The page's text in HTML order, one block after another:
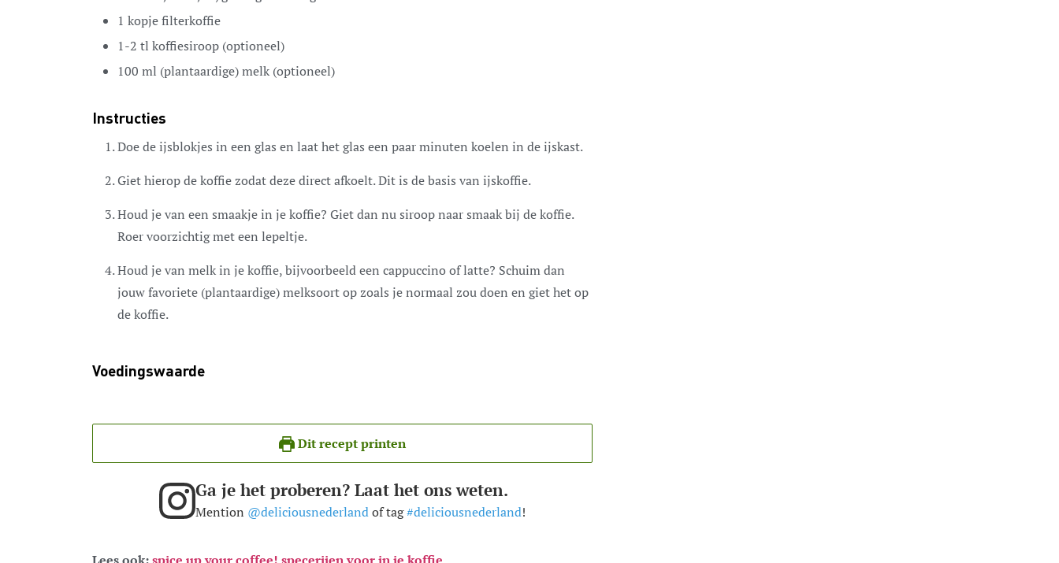
1 kopjefilterkoffie
1-2 tl koffiesiroop (optioneel)
100 ml (plantaardige) melk (optioneel)
Instructies
Doe de ijsblokjes in een glas en laat het glas een paar minuten koelen in de ijskast.
Giet hierop de koffie zodat deze direct afkoelt. Dit is de basis van ijskoffie.
Houd je van een smaakje in je koffie? Giet dan nu siroop naar smaak bij de koffie.
Roer voorzichtig met een lepeltje.
Houd je van melk in je koffie, bijvoorbeeld een cappuccino of latte? Schuim dan
jouw favoriete (plantaardige) melksoort op zoals je normaal zou doen en giet het op
de koffie.
Voedingswaarde
Dit recept printen
Ga je het proberen? Laat het ons weten.
Mention @deliciousnederlandof tag#deliciousnederland!